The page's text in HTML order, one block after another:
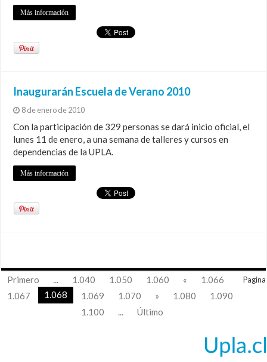
Más información
Inaugurarán Escuela de Verano 2010
8 de enero de 2010
Con la participación de 329 personas se dará inicio oficial, el
lunes 11 de enero, a una semana de talleres y cursos en
dependencias de la UPLA.
Más información
Pagina
Primero ... 1.040 1.050 1.060 «
1.066
1.067
1.068 1.069 1.070 » 1.080
1.090
1.100
... Último